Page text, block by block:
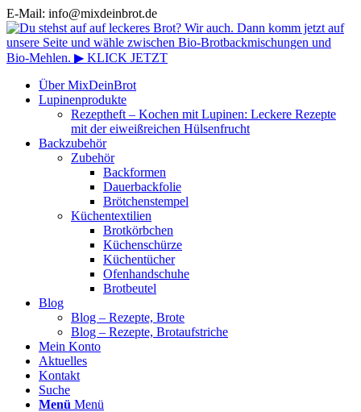
E-Mail: info@mixdeinbrot.de
Über MixDeinBrot
Lupinenprodukte
Rezeptheft – Kochen mit Lupinen: Leckere Rezepte
mit der eiweißreichen Hülsenfrucht
Backzubehör
Zubehör
Backformen
Dauerbackfolie
Brötchenstempel
Küchentextilien
Brotkörbchen
Küchenschürze
Küchentücher
Ofenhandschuhe
Brotbeutel
Blog
Blog – Rezepte, Brote
Blog – Rezepte, Brotaufstriche
Mein Konto
Aktuelles
Kontakt
Suche
Menü Menü